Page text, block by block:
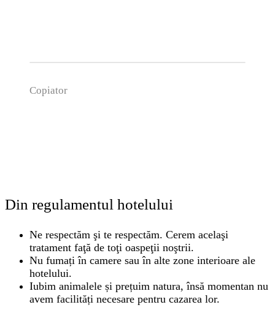
Copiator
Din regulamentul hotelului
Ne respectăm şi te respectăm. Cerem acelaşi
tratament faţă de toţi oaspeţii noştrii.
Nu fumați în camere sau în alte zone interioare ale
hotelului.
Iubim animalele și prețuim natura, însă momentan nu
avem facilități necesare pentru cazarea lor.